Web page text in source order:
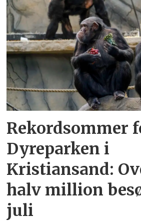
Rekordsommer
Dyreparken i
Kristiansand:
halv million
juli